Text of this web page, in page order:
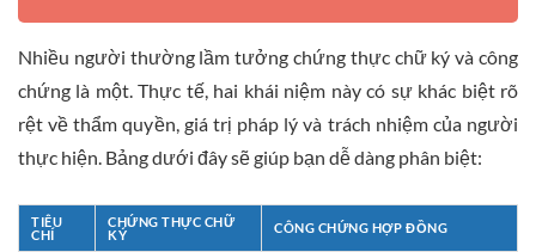
Nhiều người thường lầm tưởng chứng thực chữ ký và công
chứng là một. Thực tế, hai khái niệm này có sự khác biệt rõ
rệt về thẩm quyền, giá trị pháp lý và trách nhiệm của người
thực hiện. Bảng dưới đây sẽ giúp bạn dễ dàng phân biệt:
TIÊU
CHÍ
CHỨNG THỰC CHỮ
KÝ
CÔNG CHỨNG HỢP ĐỒNG